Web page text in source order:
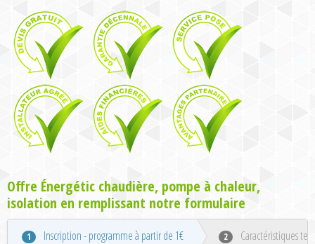
Offre Énergétic chaudière, pompe à chaleur,
isolation en remplissant notre formulaire
1 Inscription - programme à partir de 1€ 2 Caractéristiques